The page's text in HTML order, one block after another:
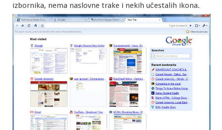
izbornika, nema naslovne trake i nekih učestalih ikona.